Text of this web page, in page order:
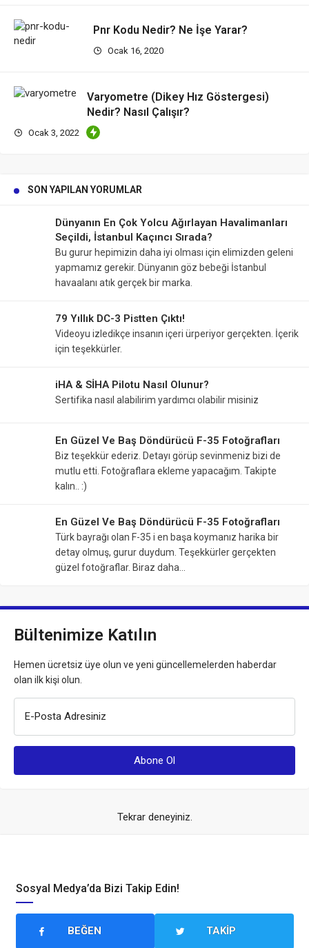
Pnr Kodu Nedir? Ne İşe Yarar?
Ocak 16, 2020
Varyometre (Dikey Hız Göstergesi)
Nedir? Nasıl Çalışır?
Ocak 3, 2022
SON YAPILAN YORUMLAR
Dünyanın En Çok Yolcu Ağırlayan Havalimanları
Seçildi, İstanbul Kaçıncı Sırada?
Bu gurur hepimizin daha iyi olması için elimizden geleni
yapmamız gerekir. Dünyanın göz bebeği İstanbul
havaalanı atık gerçek bir marka.
79 Yıllık DC-3 Pistten Çıktı!
Videoyu izledikçe insanın içeri ürperiyor gerçekten. İçerik
için teşekkürler.
iHA & SİHA Pilotu Nasıl Olunur?
Sertifika nasıl alabilirim yardımcı olabilir misiniz
En Güzel Ve Baş Döndürücü F-35 Fotoğrafları
Biz teşekkür ederiz. Detayı görüp sevinmeniz bizi de
mutlu etti. Fotoğraflara ekleme yapacağım. Takipte
kalın.. :)
En Güzel Ve Baş Döndürücü F-35 Fotoğrafları
Türk bayrağı olan F-35 i en başa koymanız harika bir
detay olmuş, gurur duydum. Teşekkürler gerçekten
güzel fotoğraflar. Biraz daha…
Bültenimize Katılın
Hemen ücretsiz üye olun ve yeni güncellemelerden haberdar
olan ilk kişi olun.
E-Posta Adresiniz
Tekrar deneyiniz.
Sosyal Medya’da Bizi Takip Edin!
BEĞEN TAKIP